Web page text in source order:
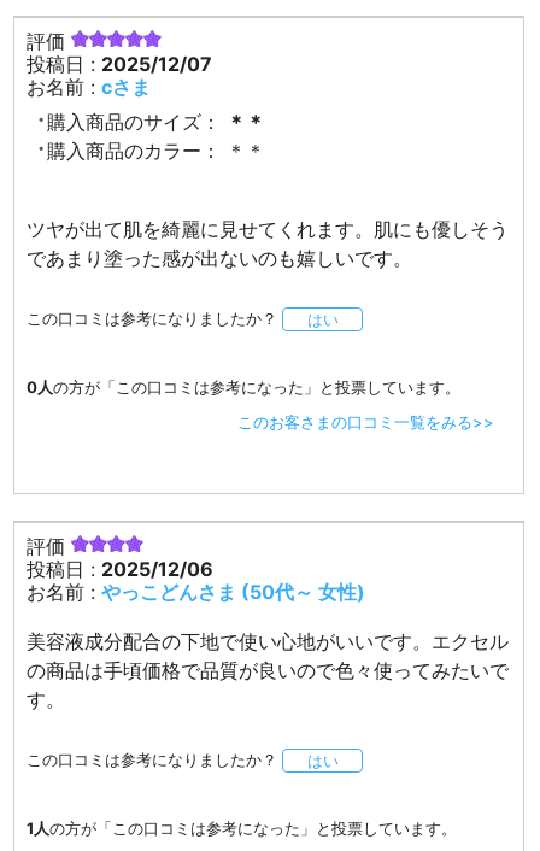
評価
投稿日 : 2025/12/07
お名前 :cさま
購入商品のサイズ：
＊＊
購入商品のカラー：
＊＊
ツヤが出て肌を綺麗に見せてくれます。肌にも優しそう
であまり塗った感が出ないのも嬉しいです。
この口コミは参考になりましたか？ はい
0人の方が「この口コミは参考になった」と投票しています。
このお客さまの口コミ一覧をみる>>
評価
投稿日 : 2025/12/06
お名前 :やっこどんさま (50代～ 女性)
美容液成分配合の下地で使い心地がいいです。エクセル
の商品は手頃価格で品質が良いので色々使ってみたいで
す。
この口コミは参考になりましたか？ はい
1人の方が「この口コミは参考になった」と投票しています。